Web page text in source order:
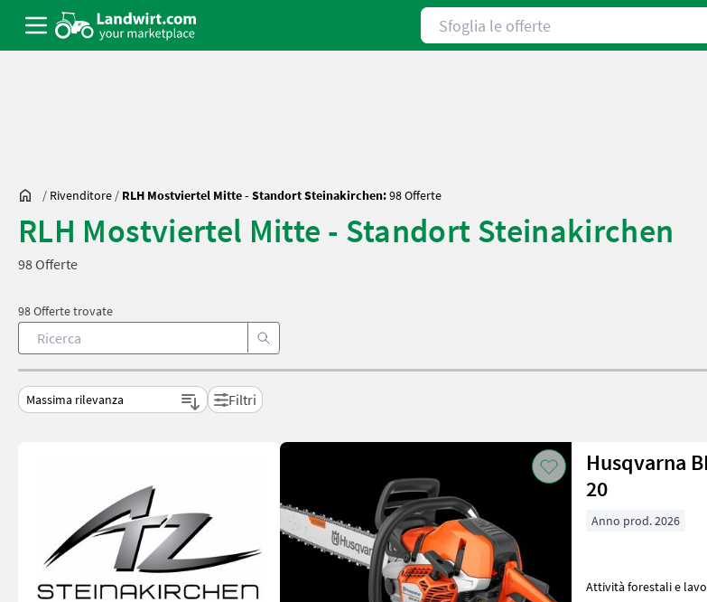
Sfoglia le offerte
/ Rivenditore / RLH Mostviertel Mitte - Standort Steinakirchen:98 Offerte
RLH Mostviertel Mitte - Standort Steinakirchen
98 Offerte
98 Offerte trovate
Filtri
Husqvarna
20
Anno prod. 2026
Attività forestali e